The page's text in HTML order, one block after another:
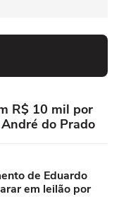
R$ 10 mil por
do Prado
de Eduardo
em leilão por